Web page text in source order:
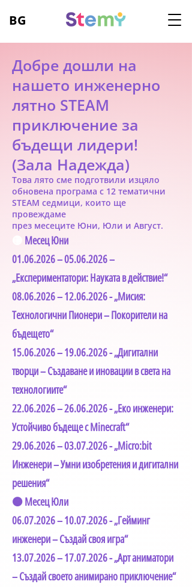
BG
Добре дошли на
нашето инженерно
лятно STEAM
приключение за
бъдещи лидери!
(Зала Надежда)
Това лято сме подготвили изцяло
обновена програма с 12 тематични
STEAM седмици, които ще
провеждаме
през месеците Юни, Юли и Август.
Месец Юни
01.06.2026 – 05.06.2026 –
„Експериментатори: Науката в действие!“
08.06.2026–12.06.2026- „Мисия:
Технологични Пионери – Покорители на
бъдещето“
15.06.2026–19.06.2026- „Дигитални
творци – Създаване и иновации в света на
технологиите“
22.06.2026–26.06.2026- „Еко инженери:
Устойчиво бъдеще с Minecraft“
29.06.2026–03.07.2026- „Micro:bit
Инженери – Умни изобретения и дигитални
решения“
🟠 Месец Юли
06.07.2026–10.07.2026- „Гейминг
инженери – Създай своя игра“
13.07.2026–17.07.2026- „Арт аниматори
– Създай своето анимирано приключение“